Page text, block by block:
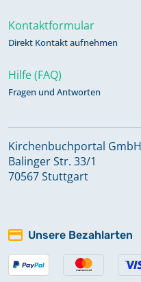
Kontaktformular
Direkt Kontakt aufnehmen
Hilfe (FAQ)
Fragen und Antworten
Kirchenbuchportal GmbH
Balinger Str. 33/1
70567 Stuttgart
Unsere Bezahlarten